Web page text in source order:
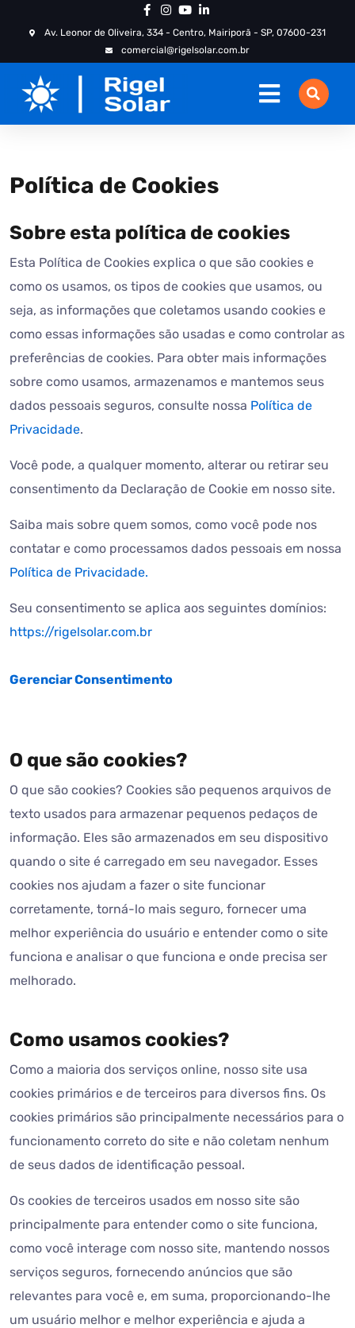
Av. Leonor de Oliveira, 334 - Centro, Mairiporã - SP, 07600-231
comercial@rigelsolar.com.br
Política de Cookies
Sobre esta política de cookies
Esta Política de Cookies explica o que são cookies e
como os usamos, os tipos de cookies que usamos, ou
seja, as informações que coletamos usando cookies e
como essas informações são usadas e como controlar as
preferências de cookies. Para obter mais informações
sobre como usamos, armazenamos e mantemos seus
dados pessoais seguros, consulte nossa Política de
Privacidade.
Você pode, a qualquer momento, alterar ou retirar seu
consentimento da Declaração de Cookie em nosso site.
Saiba mais sobre quem somos, como você pode nos
contatar e como processamos dados pessoais em nossa
Política de Privacidade.
Seu consentimento se aplica aos seguintes domínios:
https://rigelsolar.com.br
Gerenciar Consentimento
O que são cookies?
O que são cookies? Cookies são pequenos arquivos de
texto usados para armazenar pequenos pedaços de
informação. Eles são armazenados em seu dispositivo
quando o site é carregado em seu navegador. Esses
cookies nos ajudam a fazer o site funcionar
corretamente, torná-lo mais seguro, fornecer uma
melhor experiência do usuário e entender como o site
funciona e analisar o que funciona e onde precisa ser
melhorado.
Como usamos cookies?
Como a maioria dos serviços online, nosso site usa
cookies primários e de terceiros para diversos fins. Os
cookies primários são principalmente necessários para o
funcionamento correto do site e não coletam nenhum
de seus dados de identificação pessoal.
Os cookies de terceiros usados em nosso site são
principalmente para entender como o site funciona,
como você interage com nosso site, mantendo nossos
serviços seguros, fornecendo anúncios que são
relevantes para você e, em suma, proporcionando-lhe
um usuário melhor e melhor experiência e ajuda a